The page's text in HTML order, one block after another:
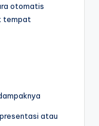
otomatis
tempat
atau